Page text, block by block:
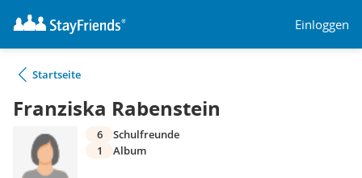
Einloggen
Startseite
Franziska Rabenstein
6
Schulfreunde
1
Album